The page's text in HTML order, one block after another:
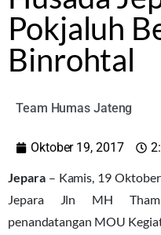
Pokjaluh
Binrohtal
Team Humas Jateng
Oktober 19, 2017
Jepara– Kamis, 19
Jepara Jln MH
penandatangan MOU